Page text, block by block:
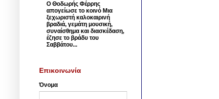
Ο Θοδωρής Φέρρης
απογείωσε το κοινό Μια
ξεχωριστή καλοκαιρινή
βραδιά, γεμάτη μουσική,
συναίσθημα και διασκέδαση,
έζησε το βράδυ του
Σαββάτου...
Επικοινωνία
Όνομα